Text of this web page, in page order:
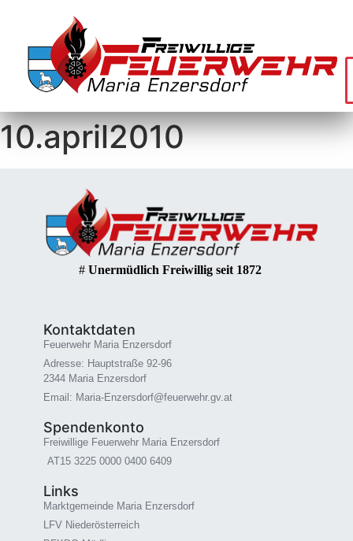
10.april2010
# Unermüdlich Freiwillig seit 1872
Kontaktdaten
Feuerwehr Maria Enzersdorf
Adresse: Hauptstraße 92-96
2344 Maria Enzersdorf
Email: Maria-Enzersdorf@feuerwehr.gv.at
Spendenkonto
Freiwillige Feuerwehr Maria Enzersdorf
AT15 3225 0000 0400 6409
Links
Marktgemeinde Maria Enzersdorf
LFV Niederösterreich